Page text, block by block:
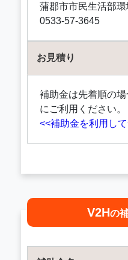
蒲郡市市民生活部
0533-57-3645
お見積り
補助金は先着順の
にご利用ください。
<<補助金を利用し
V2Hの